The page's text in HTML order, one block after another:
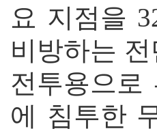
요 지점을
비방하는
전투용으로
에 침투한